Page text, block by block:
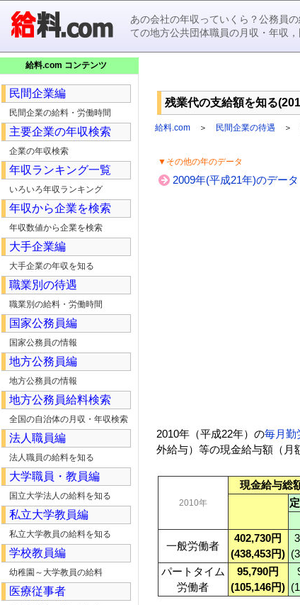
あの会社の年収っていくら？公務員
ての地方公共団体職員の月収・年収
残業代の支給額を知る
給料.com ＞ 民間企業の待遇 ＞
▼その他の年のデータ
2009年(平成21年)のデータ
2010年（平成22年）の毎月勤
外給与）等の現金給与額（月
2010年
現金給与総
一般労働者
402,730円
(438,453円)
パートタイム
労働者
95,790円
(105,146円)
給料.com コンテンツ
民間企業編
民間企業の給料・労働時間
主要企業の年収検索
企業の年収検索
年収ランキング一覧
いろいろ年収ランキング
年収から企業を検索
年収数値から企業を検索
大手企業編
大手企業の年収を知る
職業別の待遇
職業別の給料・労働時間
国家公務員編
国家公務員の情報
地方公務員編
地方公務員の情報
地方公務員給料検索
全国の自治体の月収・年収検索
法人職員編
法人職員の給料を知る
大学職員・教員編
国立大学法人の給料を知る
私立大学教員編
私立大学教員の給料を知る
学校教員編
幼稚園～大学教員の給料
医療従事者